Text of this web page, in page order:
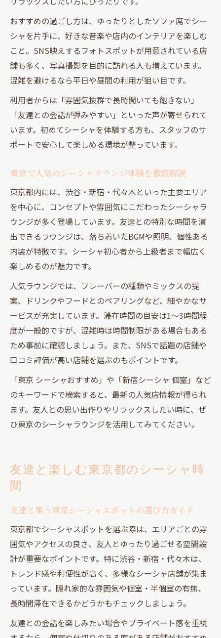
おすすめの過ごし方は、ゆったりとしたソファ席でシー
シャを片手に、好きな音楽や店内のインテリアを楽しむ
こと。SNS映えするフォトスポットが用意されている店
舗も多く、写真撮影を目的に訪れる人も増えています。
混雑を避けるなら平日や昼間の利用が狙い目です。
利用者からは「雰囲気抜群で長時間いても飽きない」
「友達との会話が弾みやすい」といった声が寄せられて
います。初めてシーシャを体験する方も、スタッフのサ
ポートで安心して楽しめる環境が整っています。
東京で人気のシーシャラウンジ体験を徹底解説
東京都内には、渋谷・新宿・代々木といった主要エリア
を中心に、コンセプトや雰囲気にこだわったシーシャラ
ウンジが多く登場しています。友達との特別な時間を演
出できるラウンジは、落ち着いたBGMや照明、個性ある
内装が特徴です。シーシャ初心者から上級者まで幅広く
楽しめるのが魅力です。
人気ラウンジでは、フレーバーの種類やミックスの提
案、ドリンクやフードとのペアリングなど、細やかなサ
ービスが充実しています。滞在時間の目安は1〜3時間程
度が一般的ですが、混雑時は時間制限がある場合もある
ため事前に確認しましょう。また、SNSで話題の店舗や
口コミ評価が高い店舗を選ぶのもポイントです。
「東京 シーシャおすすめ」や「新宿シーシャ 個室」など
のキーワードで検索すると、最新の人気店情報が得られ
ます。友人との思い出作りやリラックスしたい時に、ぜ
ひ東京のシーシャラウンジを活用してみてください。
友達と楽しむ東京都のシーシャ時
間
友達と集う東京シーシャスポットの選び方ガイド
東京都でシーシャスポットを選ぶ際は、エリアごとの雰
囲気やアクセスの良さ、友人とゆったり過ごせる空間設
計が重要なポイントです。特に渋谷・新宿・代々木は、
トレンド感や利便性が高く、多様なシーシャ店舗が集ま
っています。隠れ家的な雰囲気や個室・半個室の有無、
長時間滞在できるかどうかもチェックしましょう。
友達との会話を楽しみたい場合やプライベート感を重視